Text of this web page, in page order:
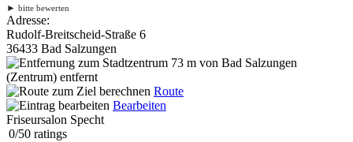
► bitte bewerten
Adresse:
Rudolf-Breitscheid-Straße 6
36433 Bad Salzungen
73 m von Bad Salzungen
(Zentrum) entfernt
Route
Bearbeiten
Friseursalon Specht
0/50 ratings